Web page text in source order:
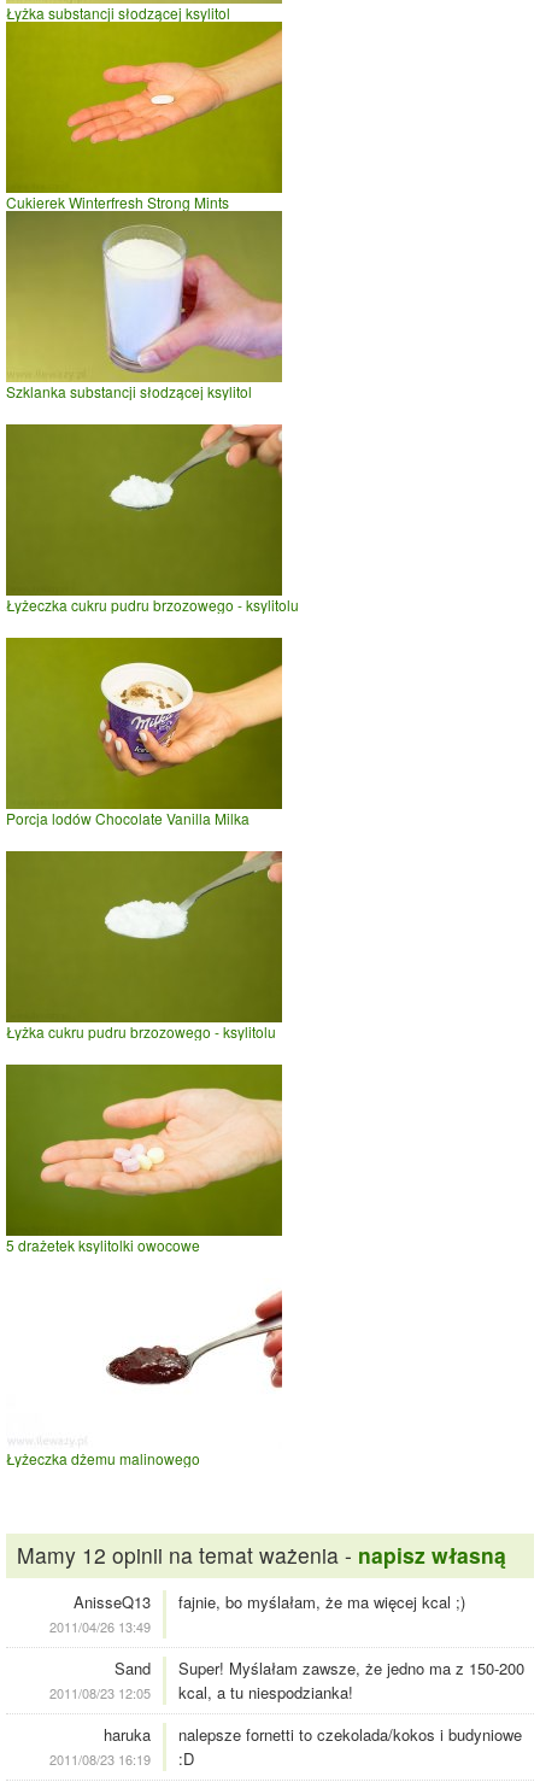
Łyżka substancji słodzącej ksylitol
Cukierek Winterfresh Strong Mints
Szklanka substancji słodzącej ksylitol
Łyżeczka cukru pudru brzozowego - ksylitolu
Porcja lodów Chocolate Vanilla Milka
Łyżka cukru pudru brzozowego - ksylitolu
5 drażetek ksylitolki owocowe
Łyżeczka dżemu malinowego
Mamy 12 opinii na temat ważenia - napisz własną
AnisseQ13
2011/04/26 13:49
fajnie, bo myślałam, że ma więcej kcal ;)
Sand
2011/08/23 12:05
Super! Myślałam zawsze, że jedno ma z 150-200
kcal, a tu niespodzianka!
haruka
2011/08/23 16:19
nalepsze fornetti to czekolada/kokos i budyniowe
:D